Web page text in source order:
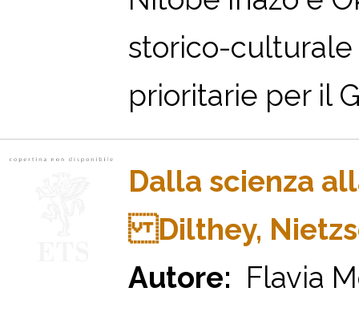
storico-
prioritarie per il
Dalla scienza
Dilthey,
Autore: Flavia